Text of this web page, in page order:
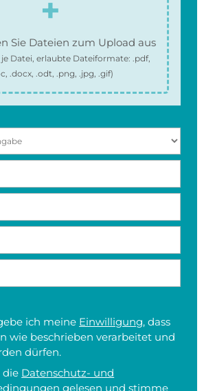
Sie Dateien zum Upload aus
Datei, erlaubte Dateiformate: .pdf,
.docx, .odt, .png, .jpg, .gif)
ich meine Einwilligung, dass
wie beschrieben verarbeitet und
dürfen.
die Datenschutz- und
gelesen und stimme